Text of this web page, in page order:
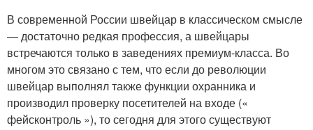
В современной России швейцар в классическом смысле
— достаточно редкая профессия, а швейцары
встречаются только в заведениях премиум-класса. Во
многом это связано с тем, что если до революции
швейцар выполнял также функции охранника и
производил проверку посетителей на входе («
фейсконтроль »), то сегодня для этого существуют